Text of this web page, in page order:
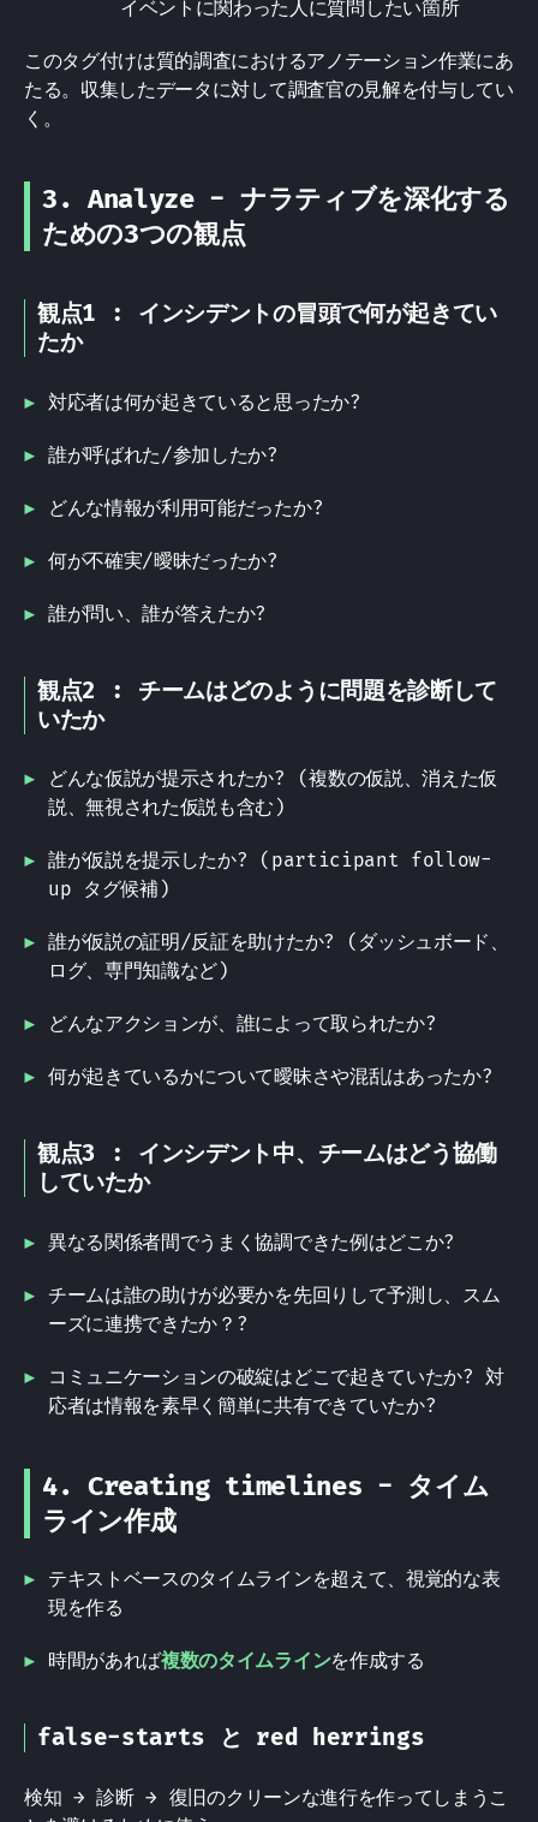
イベントに関わった人に質問したい箇所
このタグ付けは質的調査におけるアノテーション作業にあ
たる。収集したデータに対して調査官の見解を付与してい
く。
3. Analyze - ナラティブを深化する
ための3つの観点
観点1 : インシデントの冒頭で何が起きてい
たか
対応者は何が起きていると思ったか?
誰が呼ばれた/参加したか?
どんな情報が利用可能だったか?
何が不確実/曖昧だったか?
誰が問い、誰が答えたか?
観点2 : チームはどのように問題を診断して
いたか
どんな仮説が提示されたか? (複数の仮説、消えた仮
説、無視された仮説も含む)
誰が仮説を提示したか? (participant follow-
up タグ候補)
誰が仮説の証明/反証を助けたか? (ダッシュボード、
ログ、専門知識など)
どんなアクションが、誰によって取られたか?
何が起きているかについて曖昧さや混乱はあったか?
観点3 : インシデント中、チームはどう協働
していたか
異なる関係者間でうまく協調できた例はどこか?
チームは誰の助けが必要かを先回りして予測し、スム
ーズに連携できたか？?
コミュニケーションの破綻はどこで起きていたか? 対
応者は情報を素早く簡単に共有できていたか?
4. Creating timelines - タイム
ライン作成
テキストベースのタイムラインを超えて、視覚的な表
現を作る
時間があれば複数のタイムラインを作成する
false-starts と red herrings
検知 → 診断 → 復旧のクリーンな進行を作ってしまうこ